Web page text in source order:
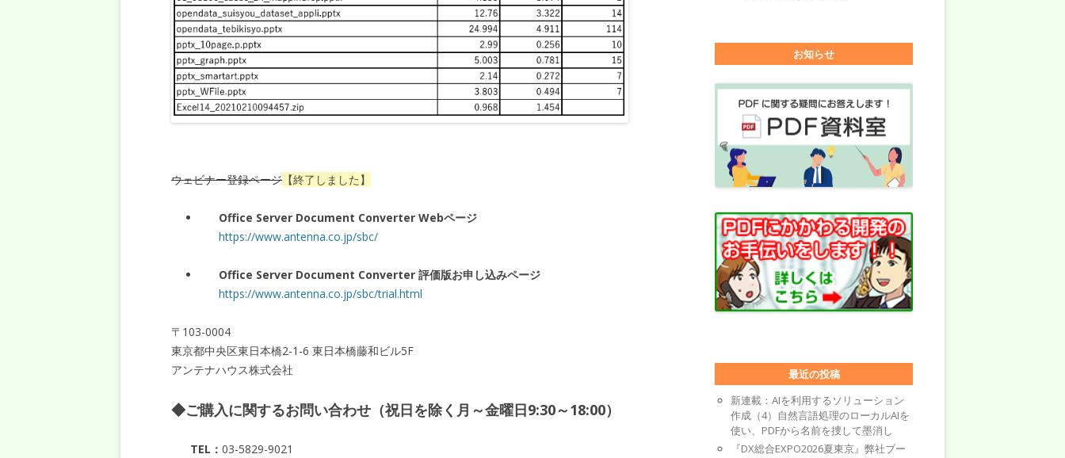
ウェビナー登録ページ 【終了しました】
Office Server Document Converter Webページ
https://www.antenna.co.jp/sbc/
Office Server Document Converter 評価版お申し込みページ
https://www.antenna.co.jp/sbc/trial.html
〒103-0004
東京都中央区東日本橋2-1-6 東日本橋藤和ビル5F
アンテナハウス株式会社
◆ご購入に関するお問い合わせ（祝日を除く月～金曜日9:30～18:00）
TEL： 03-5829-9021
お知らせ
最近の投稿
新連載：AIを利用するソリューション
作成（4）自然言語処理のローカルAIを
使い、PDFから名前を捜して墨消し
『DX総合EXPO2026夏東京』弊社ブー